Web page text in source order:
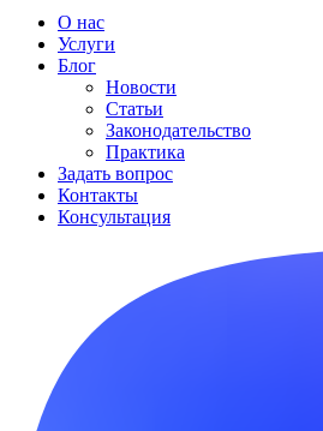
О нас
Услуги
Блог
Новости
Статьи
Законодательство
Практика
Задать вопрос
Контакты
Консультация